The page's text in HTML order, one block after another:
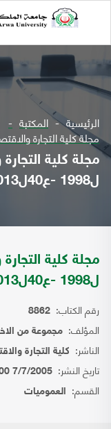
الرئيسية المكتبة
مجلة كلية التجارة والاقتصاد -
ل1998 -ع40ل2013
ل1998 -ع40ل2013
رقم الكتاب: 8862
المؤلف: مجموعة من
الناشر: كلية التجارة
تاريخ النشر: 7/7/2005 0:00
القسم: العموميات